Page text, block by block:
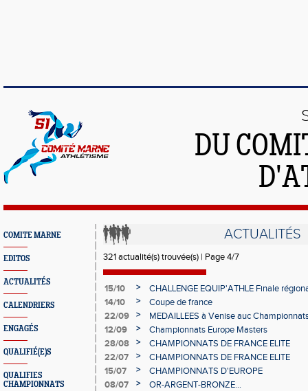
DU
COMITE MARNE
EDITOS
ACTUALITÉS
CALENDRIERS
ENGAGÉS
QUALIFIÉ(E)S
QUALIFIES
CHAMPIONNATS
ACTUALITÉS
321 actualité(s) trouvée(s) | Page 4/7
15/10 >
CHALLENGE EQUIP'ATHLE Finale
14/10
>
Coupe de france
22/09
>
MEDAILLEES à Venise auc
12/09
>
Championnats Europe Masters
28/08
>
CHAMPIONNATS DE FRANCE ELITE
22/07
>
CHAMPIONNATS DE FRANCE ELITE
15/07
>
CHAMPIONNATS D'EUROPE
08/07
>
OR-ARGENT-BRONZE...